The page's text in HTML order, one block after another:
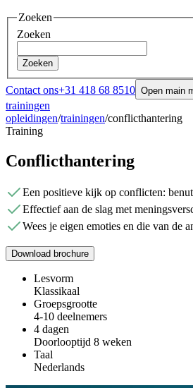
Zoeken
Zoeken
Zoeken
Contact ons+31 418 68 8510 Open main
trainingen
opleidingen/trainingen/conflicthantering
Training
Conflicthantering
Een positieve kijk op conflicten:
Effectief aan de slag met
Wees je eigen emoties en die van de
Download brochure
Lesvorm
Klassikaal
Groepsgrootte
4-10 deelnemers
4 dagen
Doorlooptijd 8 weken
Taal
Nederlands